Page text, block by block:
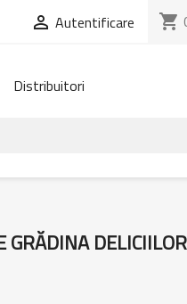
 Autentificare shopping_cart
Distribuitori
DELICIILOR